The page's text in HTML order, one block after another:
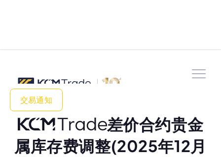
交易通知
差价合约贵金
属库存费调整(2025年12月